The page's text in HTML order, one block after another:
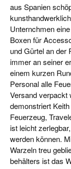
aus Spanien
Unternchmen
Boxen für
und Gürtel an der
immer an seiner
einem kurzen
Personal alle
Versand verpackt
demonstriert
Feuerzeug,
ist leicht
werden können.
Warzeln treu
behälters ist das